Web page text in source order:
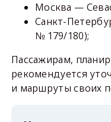
Москва —
Санкт-
№ 179/180);
Пассажирам,
рекомендуется
и маршруты своих